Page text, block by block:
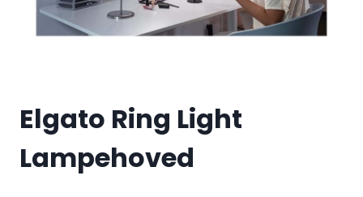
Elgato Ring Light
Lampehoved